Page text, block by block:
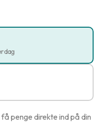
penge direkte ind på din